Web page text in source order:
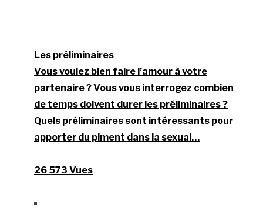
Les préliminaires
Vous voulez bien faire l’amour à votre
partenaire ? Vous vous interrogez combien
de temps doivent durer les préliminaires ?
Quels préliminaires sont intéressants pour
apporter du piment dans la sexual…
26 573 Vues